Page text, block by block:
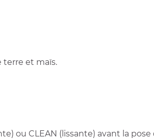
terre et maïs.
ou CLEAN (lissante) avant la pose